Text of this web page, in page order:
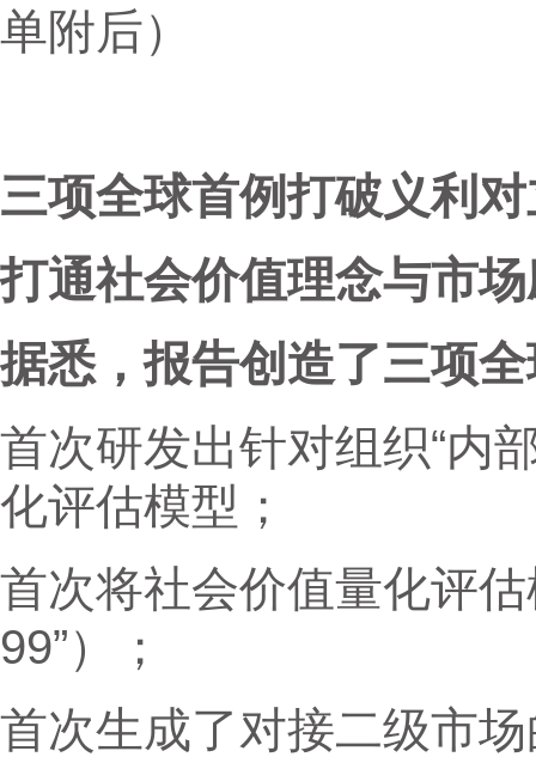
单附后）
三项全球首例打破义利
打通社会价值理念与市
据悉，报告创造了三项
首次研发出针对组织“内
化评估模型；
首次将社会价值量化评
99”）；
首次生成了对接二级市